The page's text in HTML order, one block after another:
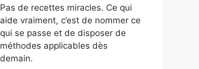
Pas de recettes miracles. Ce qui
aide vraiment, c’est de nommer ce
qui se passe et de disposer de
méthodes applicables dès
demain.